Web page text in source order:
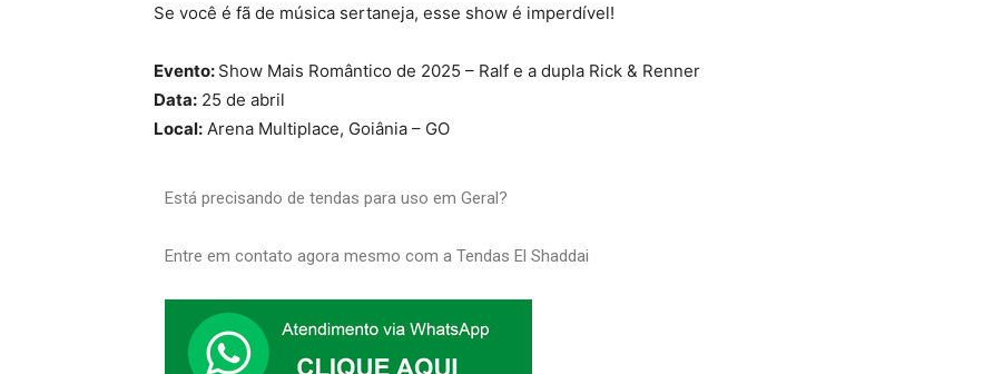
Se você é fã de música sertaneja, esse show é imperdível!
Evento: Show Mais Romântico de 2025 – Ralf e a dupla Rick & Renner
Data: 25 de abril
Local: Arena Multiplace, Goiânia – GO
Está precisando de tendas para uso em Geral?
Entre em contato agora mesmo com a Tendas El Shaddai